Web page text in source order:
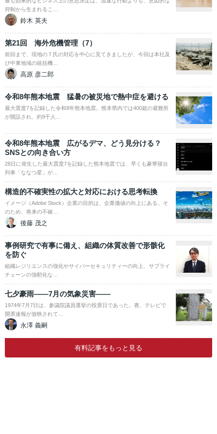
抑制から生まれるこ…
鈴木 英夫
第21回 海外危機管理（7）
前回まで、現地のＴ氏の対応を中心に見てきましたが、今回は本社及
び中東地域の統括機…
高原 彦二郎
令和8年熊本地震 猛暑の被災地で熱中症を避ける
最大震度7を記録した令和8年熊本地震。熊本県内では400超の避難所
が開設され、約9千人…
令和8年熊本地震 広がるデマ、どう見分ける？
SNSとの向き合い方
28日に発生した最大震度7を記録した熊本地震では、早くも豪華寝台
列車「ななつ星」が…
構造的不確実性の拡大と対応における思考転換
イメージ（Adobe Stock）企業の目的は、企業価値の向上にある。そ
のため、将来の不確…
後藤 茂之
事例研究で有事に備え、組織の体質改善で形骸化
を防ぐ
組織レジリエンスの強化やサイバーセキュリティーの向上、サプライ
チェーンの強靭化な…
七夕豪雨――7月の気象災害――
1974年7月7日は、参議院議員選挙の投票日であった。夜、テレビで
開票速報が放映されて…
永澤 義嗣
有料記事をもっと見る